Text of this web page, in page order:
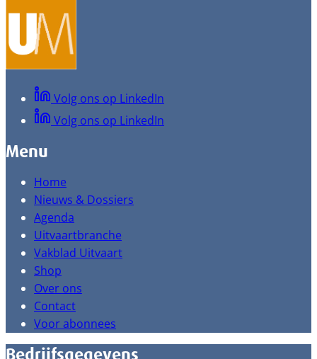
Volg ons op LinkedIn
Volg ons op LinkedIn
Menu
Home
Nieuws & Dossiers
Agenda
Uitvaartbranche
Vakblad Uitvaart
Shop
Over ons
Contact
Voor abonnees